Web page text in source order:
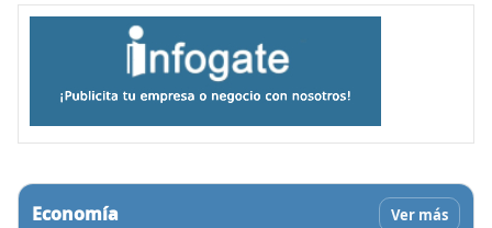
Economía Ver más